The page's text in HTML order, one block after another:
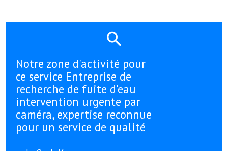
Notre zone d'activité pour
ce service Entreprise de
recherche de fuite d'eau
intervention urgente par
caméra, expertise reconnue
pour un service de qualité